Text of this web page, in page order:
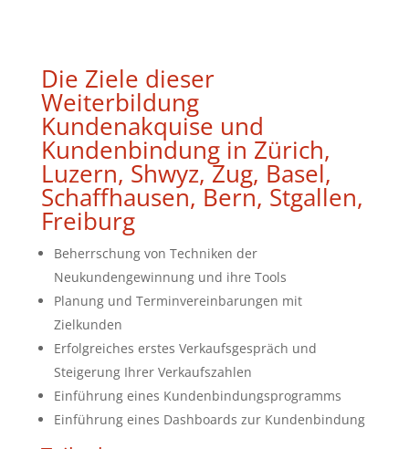
Die Ziele dieser
Weiterbildung
Kundenakquise und
Kundenbindung in Zürich,
Luzern, Shwyz, Zug, Basel,
Schaffhausen, Bern, Stgallen,
Freiburg
Beherrschung von Techniken der
Neukundengewinnung und ihre Tools
Planung und Terminvereinbarungen mit
Zielkunden
Erfolgreiches erstes Verkaufsgespräch und
Steigerung Ihrer Verkaufszahlen
Einführung eines Kundenbindungsprogramms
Einführung eines Dashboards zur Kundenbindung